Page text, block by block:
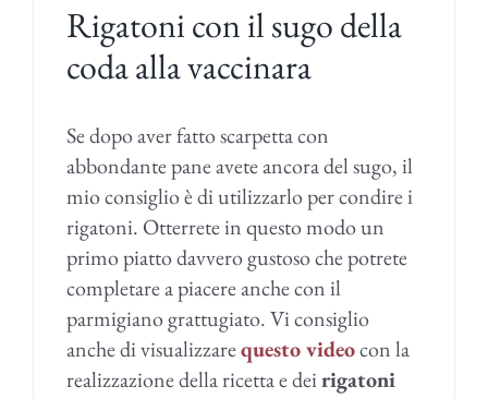
Rigatoni con il sugo della
coda alla vaccinara
Se dopo aver fatto scarpetta con
abbondante pane avete ancora del sugo, il
mio consiglio è di utilizzarlo per condire i
rigatoni. Otterrete in questo modo un
primo piatto davvero gustoso che potrete
completare a piacere anche con il
parmigiano grattugiato. Vi consiglio
anche di visualizzarequesto videocon la
realizzazione della ricetta e deirigatoni